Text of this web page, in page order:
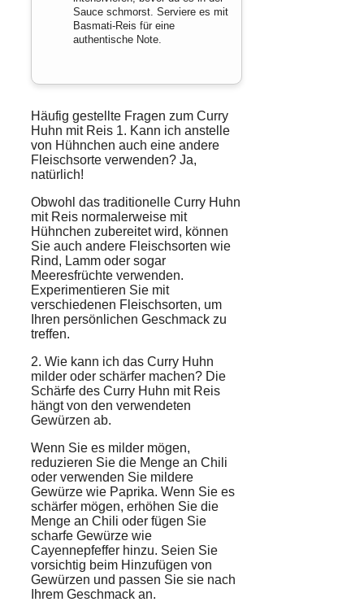
Sauce schmorst. Serviere es mit
Basmati-Reis für eine
authentische Note.
Häufig gestellte Fragen zum Curry
Huhn mit Reis 1. Kann ich anstelle
von Hühnchen auch eine andere
Fleischsorte verwenden? Ja,
natürlich!
Obwohl das traditionelle Curry Huhn
mit Reis normalerweise mit
Hühnchen zubereitet wird, können
Sie auch andere Fleischsorten wie
Rind, Lamm oder sogar
Meeresfrüchte verwenden.
Experimentieren Sie mit
verschiedenen Fleischsorten, um
Ihren persönlichen Geschmack zu
treffen.
2. Wie kann ich das Curry Huhn
milder oder schärfer machen? Die
Schärfe des Curry Huhn mit Reis
hängt von den verwendeten
Gewürzen ab.
Wenn Sie es milder mögen,
reduzieren Sie die Menge an Chili
oder verwenden Sie mildere
Gewürze wie Paprika. Wenn Sie es
schärfer mögen, erhöhen Sie die
Menge an Chili oder fügen Sie
scharfe Gewürze wie
Cayennepfeffer hinzu. Seien Sie
vorsichtig beim Hinzufügen von
Gewürzen und passen Sie sie nach
Ihrem Geschmack an.